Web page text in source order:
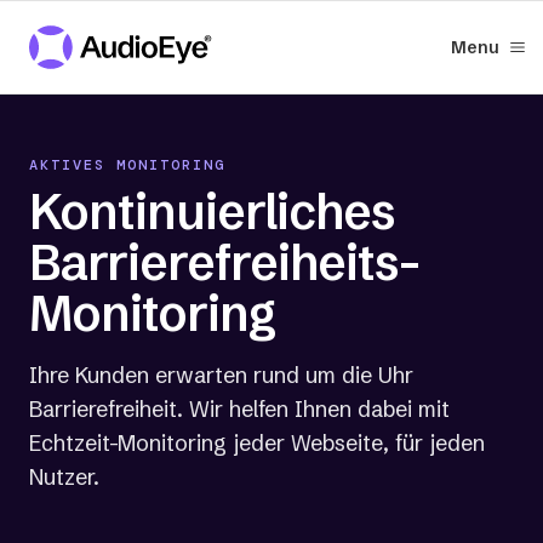
Menu
AKTIVES MONITORING
Kontinuierliches
Barrierefreiheits-
Monitoring
Ihre Kunden erwarten rund um die Uhr
Barrierefreiheit. Wir helfen Ihnen dabei mit
Echtzeit-Monitoring jeder Webseite, für jeden
Nutzer.